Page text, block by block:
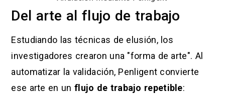
Del arte al flujo de trabajo
Estudiando las técnicas de elusión, los
investigadores crearon una "forma de arte". Al
automatizar la validación, Penligent convierte
ese arte en un flujo de trabajo repetible: